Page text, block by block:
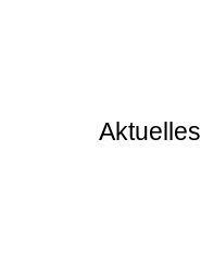
Aktuelles